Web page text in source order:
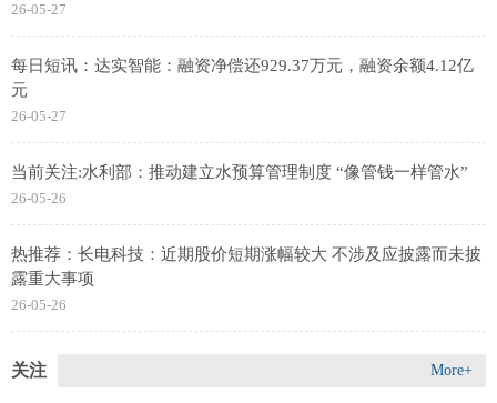
26-05-27
每日短讯：达实智能：融资净偿还929.37万元，融资余额4.12亿
元
26-05-27
当前关注:水利部：推动建立水预算管理制度 “像管钱一样管水”
26-05-26
热推荐：长电科技：近期股价短期涨幅较大 不涉及应披露而未披
露重大事项
26-05-26
关注 More+